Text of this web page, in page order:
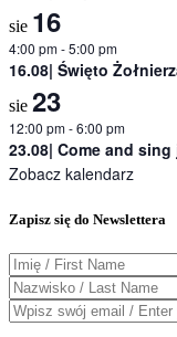
sie 16
4:00 pm-5:00 pm
16.08| Święto
sie 23
12:00 pm-6:00 pm
23.08| Come and sing
Zobacz kalendarz
Zapisz się do Newslettera